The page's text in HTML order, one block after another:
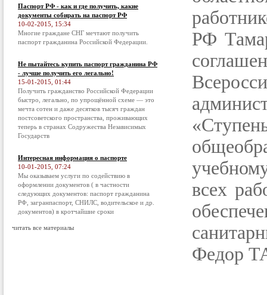
Паспорт РФ - как и где получить, какие
документы собирать на паспорт РФ
10-02-2015, 15:34
Многие граждане СНГ мечтают получить
паспорт гражданина Российской Федерации.
Не пытайтесь купить паспорт гражданина РФ
- лучше получить его легально!
15-01-2015, 01:44
Получить гражданство Российской Федерации
быстро, легально, по упрощённой схеме — это
мечта сотен и даже десятков тысяч граждан
постсоветского пространства, проживающих
теперь в странах Содружества Независимых
Государств
Интересная информация о паспорте
10-01-2015, 07:24
Мы оказываем услуги по содействию в
оформлении документов ( в частности
следующих документов: паспорт гражданина
РФ, загранпаспорт, СНИЛС, водительское и др.
документов) в кротчайшие сроки
читать все материалы
РФ
всех
Федор